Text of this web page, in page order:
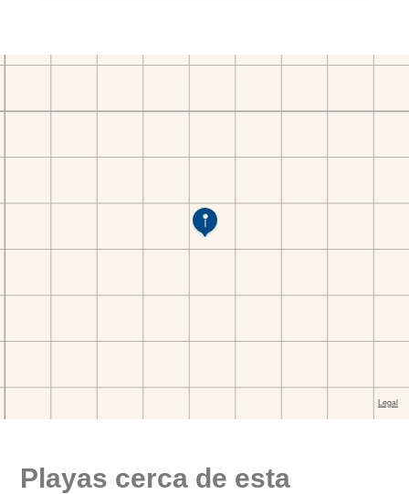
Playas cerca de esta